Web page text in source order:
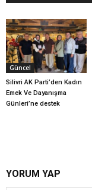
Güncel
Silivri AK Parti’den Kadın
Emek Ve Dayanışma
Günleri’ne destek
YORUM YAP